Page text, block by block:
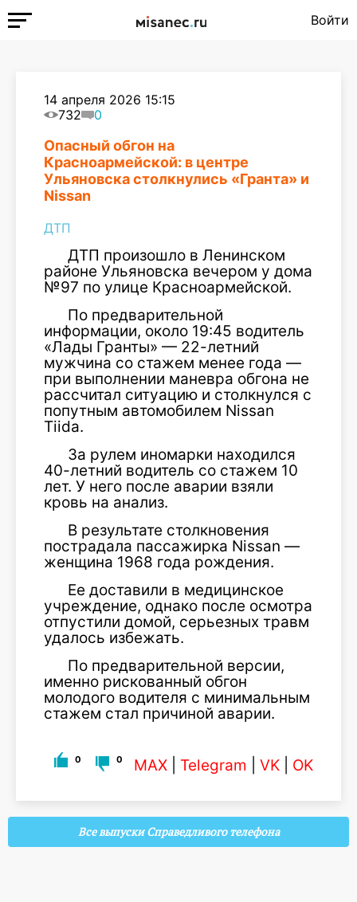
Войти
14 апреля 2026 15:15
732
0
Опасный обгон на
Красноармейской: в центре
Ульяновска столкнулись «Гранта» и
Nissan
ДТП
ДТП произошло в Ленинском
районе Ульяновска вечером у дома
№97 по улице Красноармейской.
По предварительной
информации, около 19:45 водитель
«Лады Гранты» — 22-летний
мужчина со стажем менее года —
при выполнении маневра обгона не
рассчитал ситуацию и столкнулся с
попутным автомобилем Nissan
Tiida.
За рулем иномарки находился
40-летний водитель со стажем 10
лет. У него после аварии взяли
кровь на анализ.
В результате столкновения
пострадала пассажирка Nissan —
женщина 1968 года рождения.
Ее доставили в медицинское
учреждение, однако после осмотра
отпустили домой, серьезных травм
удалось избежать.
По предварительной версии,
именно рискованный обгон
молодого водителя с минимальным
стажем стал причиной аварии.
0 0 MAX Telegram VK OK
Все выпуски Справедливого телефона